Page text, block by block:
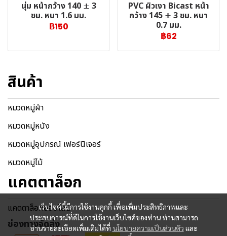
นุ่ม หน้ากว้าง 140 ± 3
ซม. หนา 1.6 มม.
฿150
PVC ผิวเงา Bicast หน้า
กว้าง 145 ± 3 ซม. หนา
0.7 มม.
฿62
เว็บไซต์นี้มีการใช้งานคุกกี้ เพื่อเพิ่มประสิทธิภาพและ
ประสบการณ์ที่ดีในการใช้งานเว็บไซต์ของท่าน ท่านสามารถ
อ่านรายละเอียดเพิ่มเติมได้ที่ นโยบายความเป็นส่วนตัว และ
สินค้า
หมวดหมู่ผ้า
หมวดหมู่หนัง
หมวดหมู่อุปกรณ์ เฟอร์นิเจอร์
หมวดหมู่ไม้
แคตตาล็อก
แคตตาล็อกออนไลน์
ช่องทางจัดส่ง